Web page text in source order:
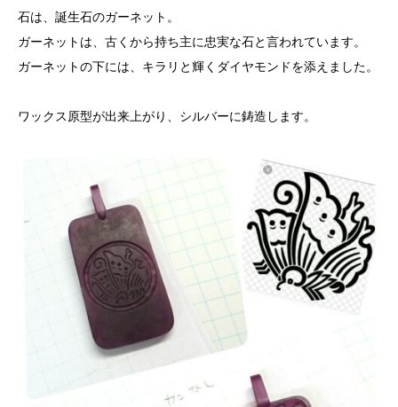
石は、誕生石のガーネット。
ガーネットは、古くから持ち主に忠実な石と言われています。
ガーネットの下には、キラリと輝くダイヤモンドを添えました。
ワックス原型が出来上がり、シルバーに鋳造します。